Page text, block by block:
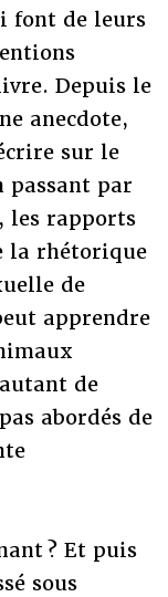
font de leurs
Depuis le
anecdote,
sur le
passant par
les rapports
la rhétorique
de
apprendre
de
abordés de
? Et puis
sous